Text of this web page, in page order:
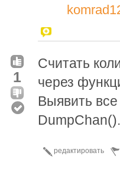
1
Считать
через
Выявить
DumpChan().
редактировать